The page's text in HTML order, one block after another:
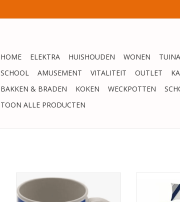
HOME ELEKTRA HUISHOUDEN WONEN
SCHOOL
AMUSEMENT VITALITEIT OUTLET
BAKKEN & BRADEN
KOKEN WECKPOTTEN
TOON ALLE PRODUCTEN
Real Madrid Mok Since 1902